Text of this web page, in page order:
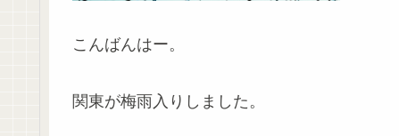
こんばんはー。
関東が梅雨入りしました。